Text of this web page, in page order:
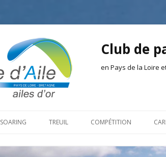
Club de
en Pays de la Loire
SOARING TREUIL COMPÉTITION